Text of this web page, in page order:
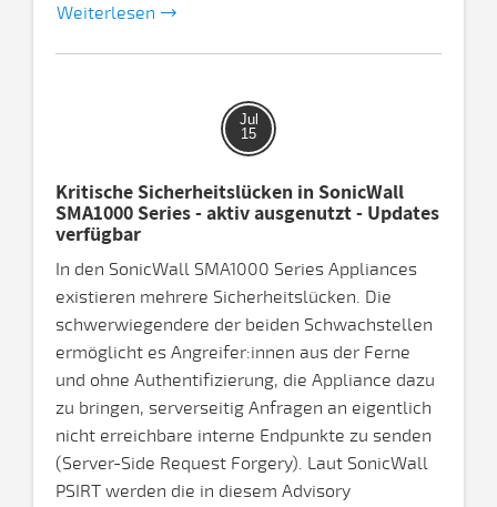
Weiterlesen
Jul
15
Kritische Sicherheitslücken in SonicWall
SMA1000 Series - aktiv ausgenutzt - Updates
verfügbar
In den SonicWall SMA1000 Series Appliances
existieren mehrere Sicherheitslücken. Die
schwerwiegendere der beiden Schwachstellen
ermöglicht es Angreifer:innen aus der Ferne
und ohne Authentifizierung, die Appliance dazu
zu bringen, serverseitig Anfragen an eigentlich
nicht erreichbare interne Endpunkte zu senden
(Server-Side Request Forgery). Laut SonicWall
PSIRT werden die in diesem Advisory